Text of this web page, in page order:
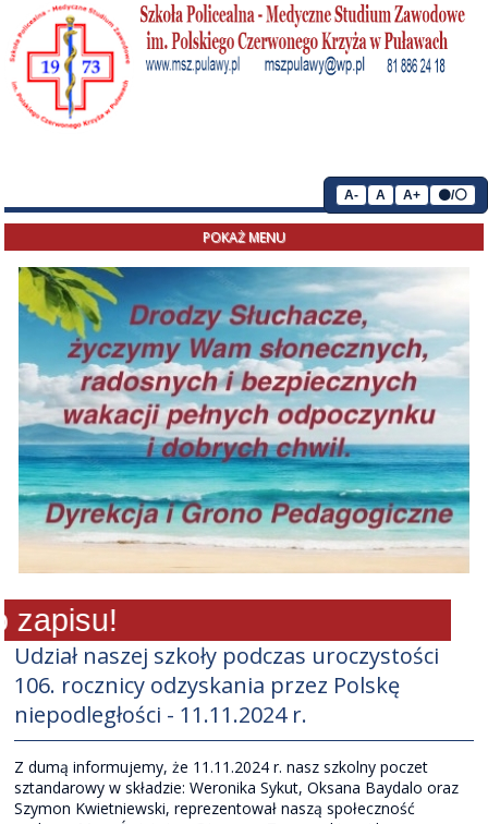
POKAŻ MENU
Udział naszej szkoły podczas uroczystości
106. rocznicy odzyskania przez Polskę
niepodległości - 11.11.2024 r.
Z dumą informujemy, że 11.11.2024 r. nasz szkolny poczet
sztandarowy w składzie: Weronika Sykut, Oksana Baydalo oraz
Szymon Kwietniewski, reprezentował naszą społeczność
A- A A+ ⚫/⚪